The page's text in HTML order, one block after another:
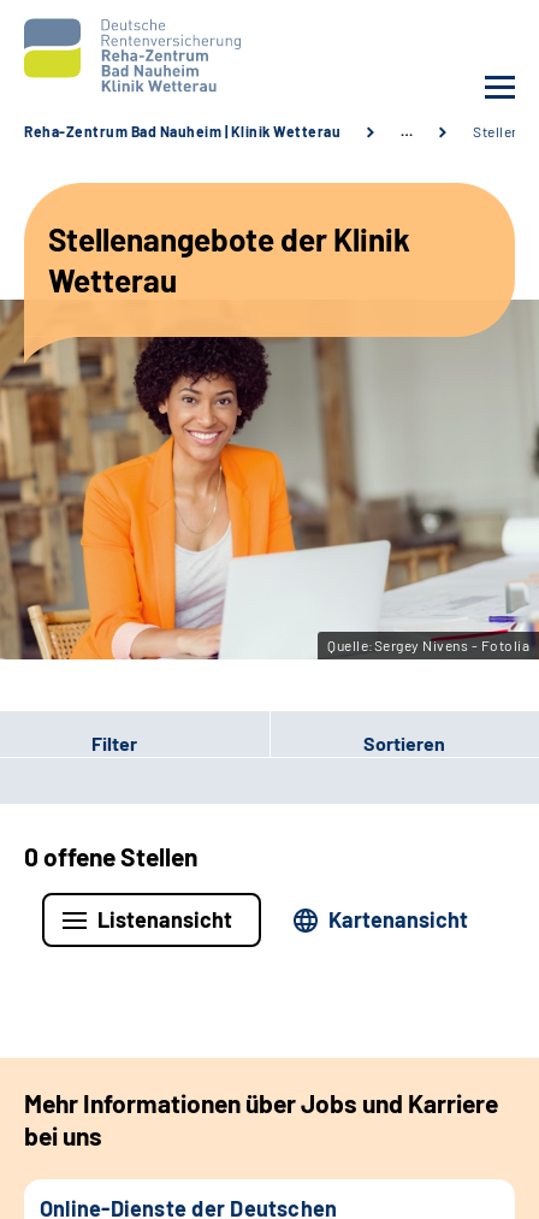
Unsere Angebote
Karriere
Sozialdienste & Zuweisende
Suche
Leichte Sprache
Gebärdensprache
Reha-Zentrum Bad Nauheim | Klinik Wetterau …
Stellenangebote der Klinik
Wetterau
Quelle:Sergey Nivens - Fotolia
Filter Sortieren
0 offene Stellen
Listenansicht Kartenansicht
Mehr Informationen über Jobs und Karriere
bei uns
Online-Dienste der Deutschen